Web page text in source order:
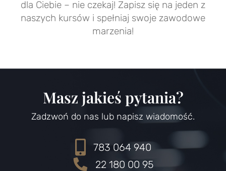
dla Ciebie – nie czekaj! Zapisz się na jeden z
naszych kursów i spełniaj swoje zawodowe
marzenia!
Masz jakieś pytania?
Zadzwoń do nas lub napisz wiadomość.
783 064 940
22 180 00 95